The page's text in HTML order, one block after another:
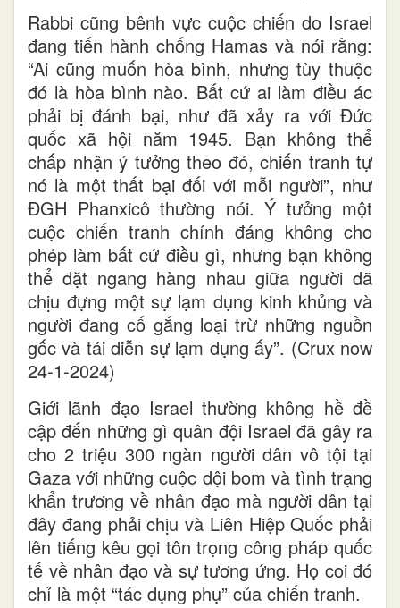
Rabbi cũng bênh vực cuộc chiến do Israel
đang tiến hành chống Hamas và nói rằng:
“Ai cũng muốn hòa bình, nhưng tùy thuộc
đó là hòa bình nào. Bất cứ ai làm điều ác
phải bị đánh bại, như đã xảy ra với Đức
quốc xã hội năm 1945. Bạn không thể
chấp nhận ý tưởng theo đó, chiến tranh tự
nó là một thất bại đối với mỗi người”, như
ĐGH Phanxicô thường nói. Ý tưởng một
cuộc chiến tranh chính đáng không cho
phép làm bất cứ điều gì, nhưng bạn không
thể đặt ngang hàng nhau giữa người đã
chịu đựng một sự lạm dụng kinh khủng và
người đang cố gắng loại trừ những nguồn
gốc và tái diễn sự lạm dụng ấy”. (Crux now
24-1-2024)
Giới lãnh đạo Israel thường không hề đề
cập đến những gì quân đội Israel đã gây ra
cho 2 triệu 300 ngàn người dân vô tội tại
Gaza với những cuộc dội bom và tình trạng
khẩn trương về nhân đạo mà người dân tại
đây đang phải chịu và Liên Hiệp Quốc phải
lên tiếng kêu gọi tôn trọng công pháp quốc
tế về nhân đạo và sự tương ứng. Họ coi đó
chỉ là một “tác dụng phụ” của chiến tranh.